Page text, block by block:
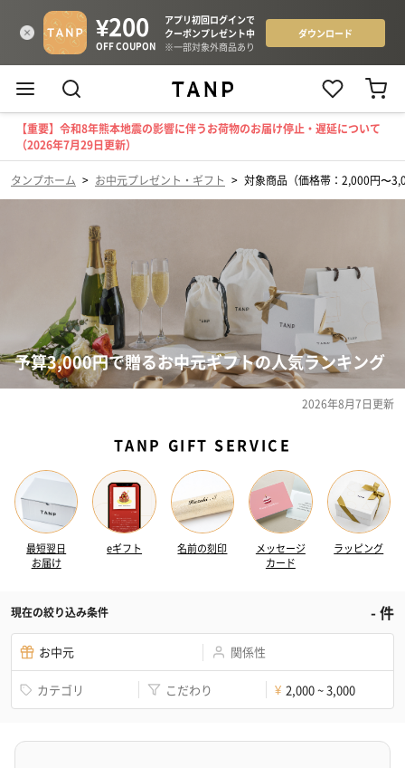
【重要】令和8年熊本地震の影響に伴うお荷物のお届け停止・遅延について
（2026年7月29日更新）
タンプホーム > お中元プレゼント・ギフト > 対象商品（価格帯：2,000円〜
予算3,000円で贈るお中元ギフトの人気ランキング
2026年8月7日更新
TANP GIFT SERVICE
最短翌日
お届け
eギフト 名前の刻印
メッセージ
カード
ラッピング
現在の絞り込み条件 -件
お中元 関係性
カテゴリ こだわり ¥ 2,000 ~ 3,000